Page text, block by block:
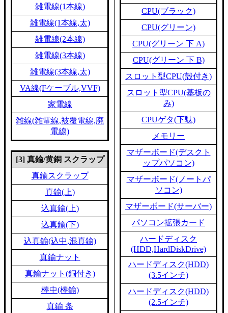
雑電線(1本線)
雑電線(1本線,太)
雑電線(2本線)
雑電線(3本線)
雑電線(3本線,太)
VA線(Fケーブル,VVF)
家電線
雑線(雑電線,被覆電線,廃
電線)
[3] 真鍮/黄銅 スクラップ
真鍮スクラップ
真鍮(上)
込真鍮(上)
込真鍮(下)
込真鍮(込中,混真鍮)
真鍮ナット
真鍮ナット(銅付き)
棒中(棒鍮)
真鍮 条
CPU(ブラック)
CPU(グリーン)
CPU(グリーン 下 A)
CPU(グリーン 下 B)
スロット型CPU(殻付き)
スロット型CPU(基板の
み)
CPUゲタ(下駄)
メモリー
マザーボード(デスクト
ップパソコン)
マザーボード(ノートパ
ソコン)
マザーボード(サーバー)
パソコン拡張カード
ハードディスク
(HDD,HardDiskDrive)
ハードディスク(HDD)
(3.5インチ)
ハードディスク(HDD)
(2.5インチ)